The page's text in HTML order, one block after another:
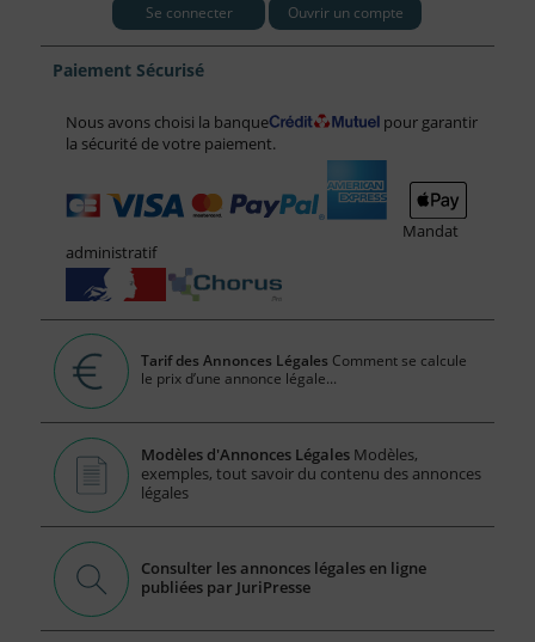
Se connecter Ouvrir un compte
Paiement Sécurisé
Nous avons choisi la banque
pour garantir
la sécurité de votre paiement.
Mandat
administratif
Tarif des Annonces Légales Comment se calcule
le prix d’une annonce légale...
Modèles d'Annonces Légales Modèles,
exemples, tout savoir du contenu des annonces
légales
Consulter les annonces légales en ligne
publiées par JuriPresse